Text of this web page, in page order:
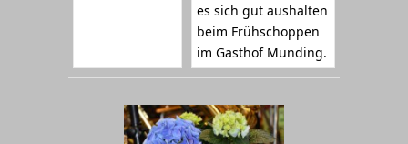
es sich gut aushalten
beim Frühschoppen
im Gasthof Munding.